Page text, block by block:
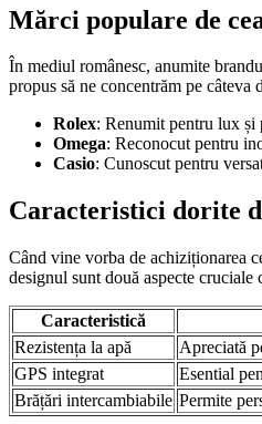
Mărci populare de
În mediul românesc, anumite
propus să ne concentrăm pe
Rolex: Renumit pentru lux și
Omega: Reconocut pentru
Casio: Cunoscut pentru
Caracteristici dorite
Când vine vorba de achiziționarea
designul sunt două aspecte
Caracteristică
Rezistența la apă
Apreciată
GPS integrat
Esential
Brățări intercambiabile Permite